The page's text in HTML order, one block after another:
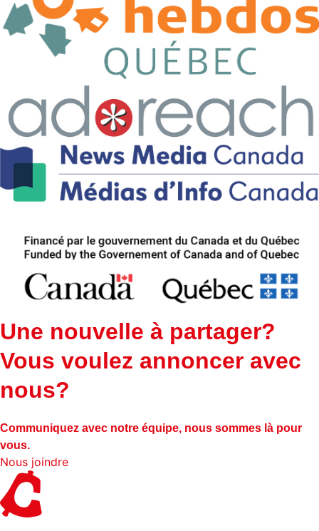
Une nouvelle à partager?
Vous voulez annoncer avec
nous?
Communiquez avec notre équipe, nous sommes là pour
vous.
Nous joindre